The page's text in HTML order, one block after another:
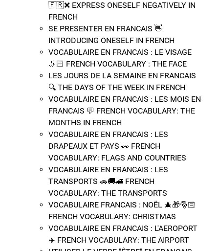
🇫🇷​❌​ EXPRESS ONESELF NEGATIVELY IN
FRENCH
SE PRESENTER EN FRANCAIS 👋​
INTRODUCING ONESELF IN FRENCH
VOCABULAIRE EN FRANCAIS : LE VISAGE
👃🏻​ FRENCH VOCABULARY : THE FACE
LES JOURS DE LA SEMAINE EN FRANCAIS
🔍​ THE DAYS OF THE WEEK IN FRENCH
VOCABULAIRE EN FRANCAIS : LES MOIS EN
FRANCAIS 💬​ FRENCH VOCABULARY: THE
MONTHS IN FRENCH
VOCABULAIRE EN FRANCAIS : LES
DRAPEAUX ET PAYS 👀​ FRENCH
VOCABULARY: FLAGS AND COUNTRIES
VOCABULAIRE EN FRANCAIS : LES
TRANSPORTS 🚗​🚚​🚄​ FRENCH
VOCABULARY: THE TRANSPORTS
VOCABULAIRE FRANCAIS : NOËL 🎄​🎁​🎅🏻​
FRENCH VOCABULARY: CHRISTMAS
VOCABULAIRE EN FRANCAIS : L'AEROPORT
✈️​ FRENCH VOCABULARY: THE AIRPORT